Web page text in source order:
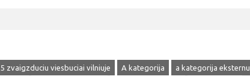
5 zvaigzduciu viesbuciai vilniuje A kategorija
a kategorija eksternu